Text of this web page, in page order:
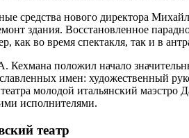
средства нового директора
здания. Восстановленное
как во время спектакля, так и в
Кехмана положил начало
имен: художественный
молодой итальянский маэстро
исполнителями.
театр